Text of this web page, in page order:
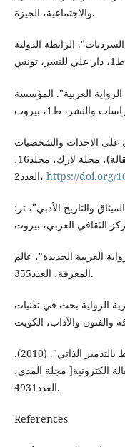
والاجتماعية، الجيزة.
(2010). "معجم السرديات". الرابطة الدولية
"الزمن في الرواية العربية". المؤسسة
والمكان على الاحداث والشخصيات
في رواية تمر الأصابع لـمحسن الرملي"،(مقالة)، مجلة لارك، مجلد16،
العدد2، https://doi.org/
الذاتية: الميثاق والتاريخ الأدبي"، تر:
"أنماط الرواية العربية الجديدة"، عالم
المعرفة، العدد355.
(1998). "في نظرية الرواية بحث في تقنيات
هناوي، نادية. "العنف والخراب، والسقوط بالتدمير الذاتي". (2010).
الكترونية[ مجلة المدى،
العدد4931.
References